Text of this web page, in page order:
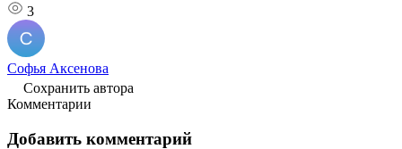
3
Софья Аксенова
Сохранить автора
Комментарии
Добавить комментарий